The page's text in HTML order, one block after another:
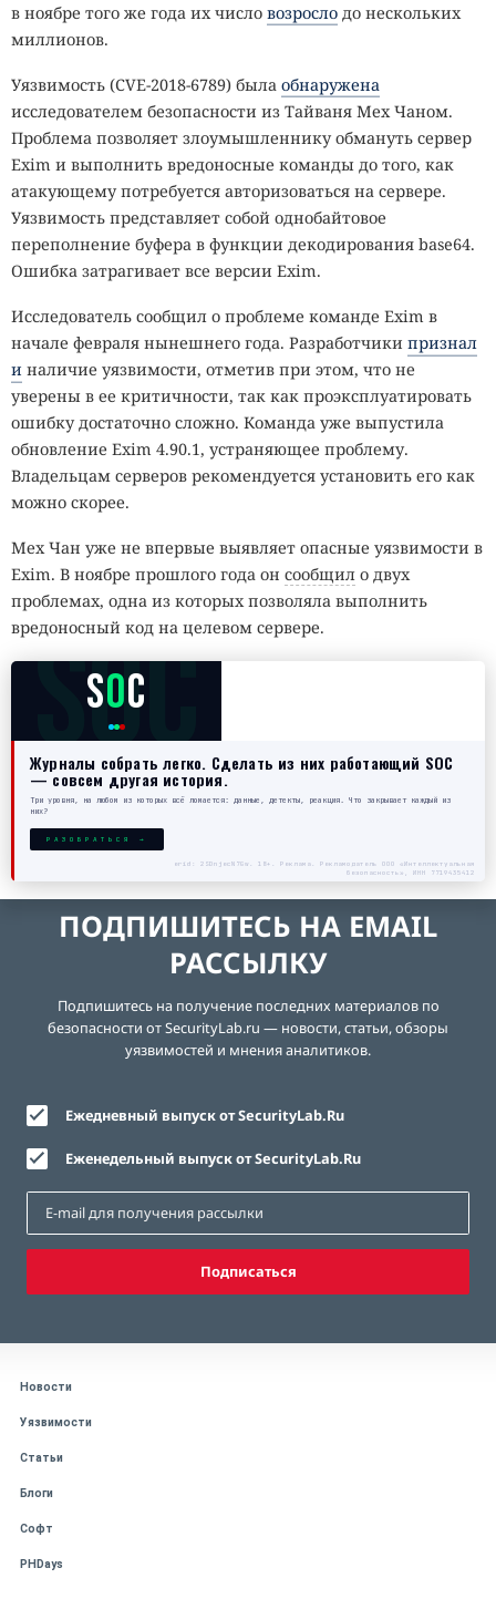
в ноябре того же года их число возросло до нескольких
миллионов.
Уязвимость (CVE-2018-6789) была обнаружена
исследователем безопасности из Тайваня Мех Чаном.
Проблема позволяет злоумышленнику обмануть сервер
Exim и выполнить вредоносные команды до того, как
атакующему потребуется авторизоваться на сервере.
Уязвимость представляет собой однобайтовое
переполнение буфера в функции декодирования base64.
Ошибка затрагивает все версии Exim.
Исследователь сообщил о проблеме команде Exim в
начале февраля нынешнего года. Разработчики признал
и наличие уязвимости, отметив при этом, что не
уверены в ее критичности, так как проэксплуатировать
ошибку достаточно сложно. Команда уже выпустила
обновление Exim 4.90.1, устраняющее проблему.
Владельцам серверов рекомендуется установить его как
можно скорее.
Мех Чан уже не впервые выявляет опасные уязвимости в
Exim. В ноябре прошлого года он сообщил о двух
проблемах, одна из которых позволяла выполнить
вредоносный код на целевом сервере.
SOC
SOC
Журналы собрать легко. Сделать из них работающий SOC
— совсем другая история.
Три уровня, на любом из которых всё ломается: данные, детекты, реакция. Что закрывает каждый из
них?
РАЗОБРАТЬСЯ →
erid: 2SDnjecN7Gw. 18+. Реклама. Рекламодатель ООО «Интеллектуальная
безопасность», ИНН 7719435412
ПОДПИШИТЕСЬ НА EMAIL
РАССЫЛКУ
Подпишитесь на получение последних материалов по
безопасности от SecurityLab.ru — новости, статьи, обзоры
уязвимостей и мнения аналитиков.
Ежедневный выпуск от SecurityLab.Ru
Еженедельный выпуск от SecurityLab.Ru
Подписаться
Новости
Уязвимости
Статьи
Блоги
Софт
PHDays